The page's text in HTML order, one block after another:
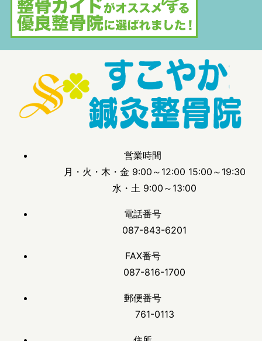
営業時間
月・火・木・金 9:00～12:00 15:00～19:30
水・土 9:00～13:00
電話番号
087-843-6201
FAX番号
087-816-1700
郵便番号
761-0113